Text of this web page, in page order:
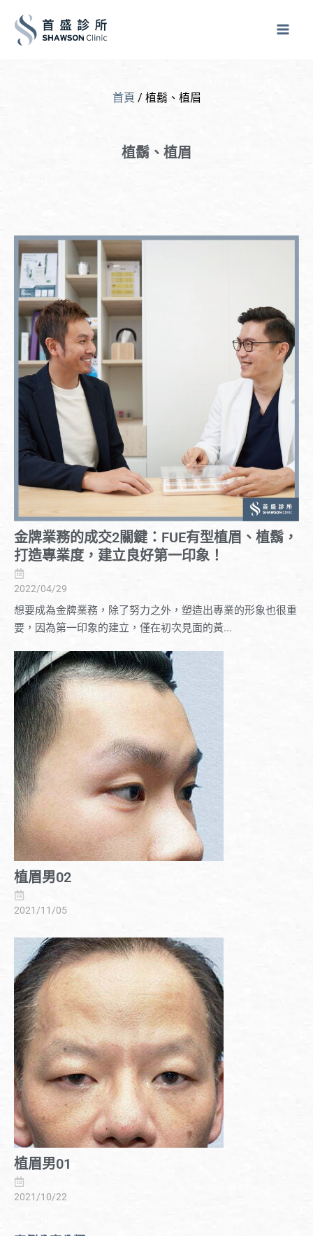
首頁 / 植鬍、植眉
植鬍、植眉
金牌業務的成交2關鍵：FUE有型植眉、植鬍，
打造專業度，建立良好第一印象！
2022/04/29
想要成為金牌業務，除了努力之外，塑造出專業的形象也很重
要，因為第一印象的建立，僅在初次見面的黃...
植眉男02
2021/11/05
植眉男01
2021/10/22